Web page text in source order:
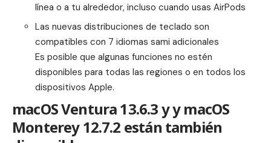
línea o a tu alrededor, incluso cuando usas AirPods
Las nuevas distribuciones de teclado son
compatibles con 7 idiomas sami adicionales
Es posible que algunas funciones no estén
disponibles para todas las regiones o en todos los
dispositivos Apple.
macOS Ventura 13.6.3 y y macOS
Monterey 12.7.2 están también